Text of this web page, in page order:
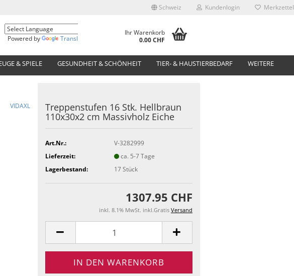
Schweiz Kundenlogin Merkzettel
Powered by
Translate
Ihr Warenkorb
0.00 CHF
& SPIELE GESUNDHEIT & SCHÖNHEIT TIER- & HAUSTIERBEDARF WEITERE
VIDAXL
Treppenstufen 16 Stk. Hellbraun
110x30x2 cm Massivholz Eiche
Art.Nr.:
V-3282999
Lieferzeit:
ca. 5-7 Tage
Lagerbestand:
17Stück
1307.95 CHF
inkl. 8.1% MwSt. inkl.Gratis Versand